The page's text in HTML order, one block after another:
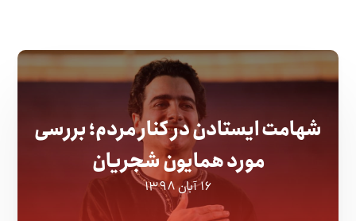
شهامت ایستادن در کنار مردم؛ بررسی
مورد همایون شجریان
۱۶ آبان ۱۳۹۸